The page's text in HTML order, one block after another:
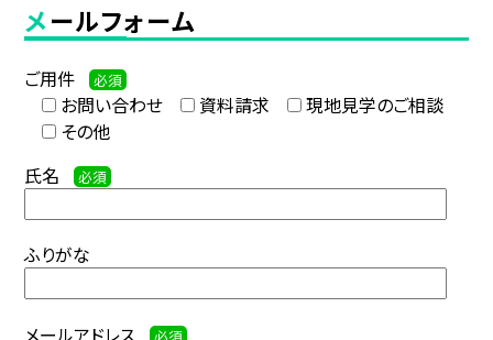
メールフォーム
ご用件 必須
お問い合わせ 資料請求
現地見学のご相談
その他
氏名
必須
ふりがな
メールアドレス 必須